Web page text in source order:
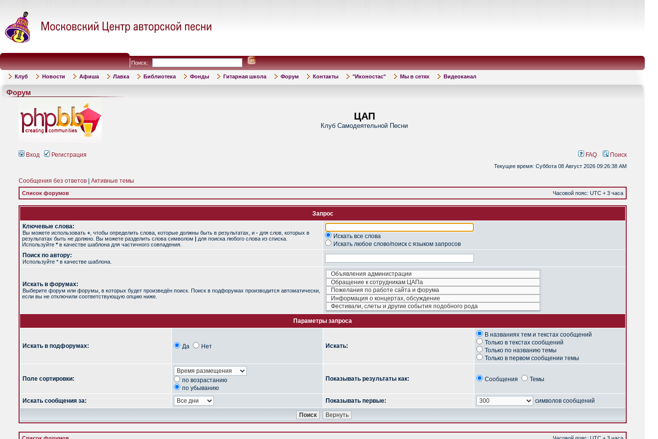
Поиск:
Клуб Новости Афиша Лавка Библиотека Фонды Гитарная школа Форум Контакты "Иконостас" Мы в сетях Видеоканал
Форум
ЦАП
Клуб Самодеятельной Песни
Вход Регистрация FAQ Поиск
Текущее время: Суббота 08 Август 2026 09:26:38 AM
Сообщения без ответов Активные темы
Список форумов Часовой пояс: UTC + 3 часа
Запрос
Ключевые слова:
Вы можете использовать + , чтобы определить слова, которые должны быть в результатах, и - для слов, которых в
результатах быть не должно. Вы можете разделить слова символом | для поиска любого слова из списка.
Используйте *в качестве шаблона для частичного совпадения.
Искать все слова
Искать любое слово/поиск с языком запросов
Поиск по автору:
Используйте * в качестве шаблона.
Искать в форумах:
Выберите форум или форумы, в которых будет произведён поиск. Поиск в подфорумах производится автоматически,
если вы не отключили соответствующую опцию ниже.
Параметры запроса
Искать в подфорумах: Да Нет Искать:
В названиях тем и текстах сообщений
Только в текстах сообщений
Только по названию темы
Только в первом сообщении темы
Поле сортировки:
по возрастанию
по убыванию
Показывать результаты как: Сообщения Темы
Искать сообщения за: Показывать первые: символов сообщений